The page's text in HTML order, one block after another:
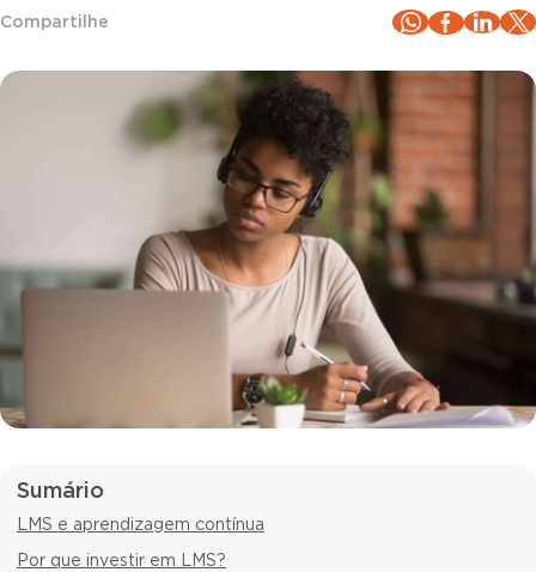
Compartilhe
Sumário
LMS e aprendizagem contínua
Por que investir em LMS?